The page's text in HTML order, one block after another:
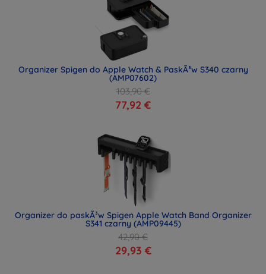
Organizer Spigen do Apple Watch & PaskÃ³w S340 czarny
(AMP07602)
103,90 €
77,92 €
Organizer do paskÃ³w Spigen Apple Watch Band Organizer
S341 czarny (AMP09445)
42,90 €
29,93 €